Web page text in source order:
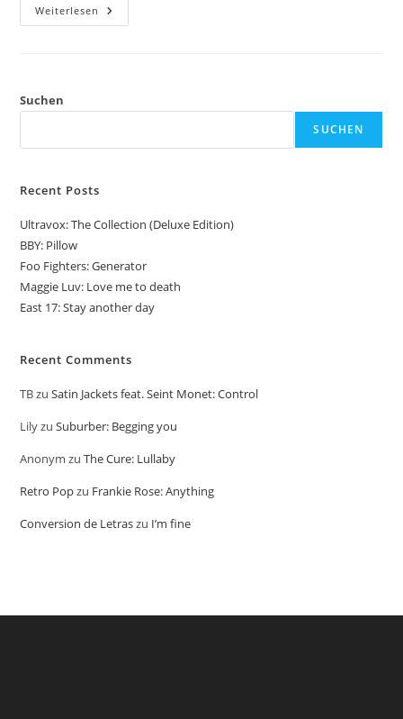
Weiterlesen Djo:
The
Suchen
SUCHEN
Recent Posts
Ultravox: The Collection (Deluxe Edition)
BBY: Pillow
Foo Fighters: Generator
Maggie Luv: Love me to death
East 17: Stay another day
Recent Comments
TBzuSatin Jackets feat. Seint Monet: Control
LilyzuSuburber: Begging you
Anonym zuThe Cure: Lullaby
Retro Popzu Frankie Rose: Anything
Conversion de Letraszu I’m fine